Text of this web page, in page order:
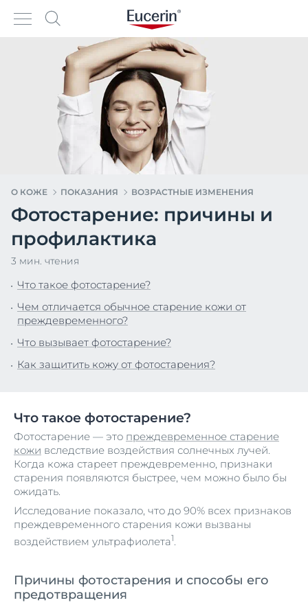
О КОЖЕ ПОКАЗАНИЯ ВОЗРАСТНЫЕ ИЗМЕНЕНИЯ
Фотостарение: причины и
профилактика
3 мин. чтения
Что такое фотостарение?
Чем отличается обычное старение кожи от
преждевременного?
Что вызывает фотостарение?
Как защитить кожу от фотостарения?
Что такое фотостарение?
Фотостарение — это преждевременное старение
кожи вследствие воздействия солнечных лучей.
Когда кожа стареет преждевременно, признаки
старения появляются быстрее, чем можно было бы
ожидать.
Исследование показало, что до 90% всех признаков
преждевременного старения кожи вызваны
воздействием ультрафиолета1.
Причины фотостарения и способы его
предотвращения